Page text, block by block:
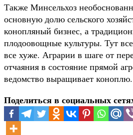
Также Минсельхоз
основную долю сельского
конопляный бизнес, а
плодоовощные культуры. Тут
все хуже. Аграрии в шаге от
отчаяния в состояние прямой
ведомство выращивает коноплю.
Поделиться в социальных